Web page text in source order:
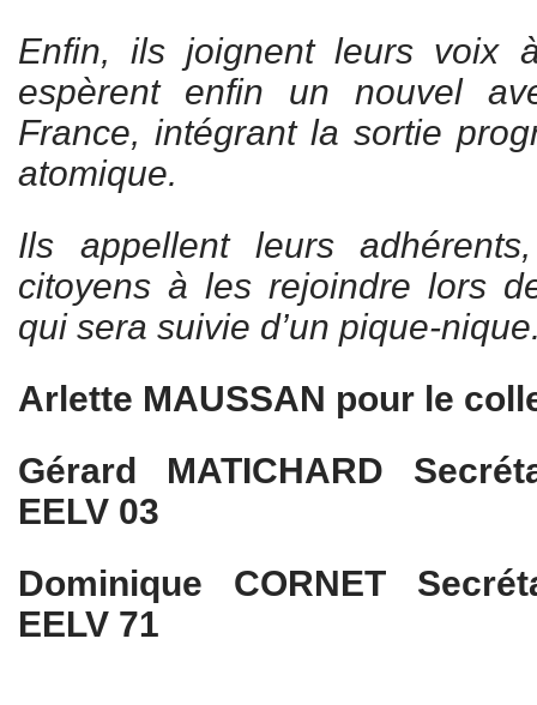
Enfin, ils joignent leurs voix
espèrent enfin un nouvel
France, intégrant la sortie
atomique.
Ils appellent leurs
citoyens à les rejoindre lors
qui sera suivie d’un pique-
Arlette MAUSSAN pour le
Gérard MATICHARD
EELV 03
Dominique CORNET
EELV 71